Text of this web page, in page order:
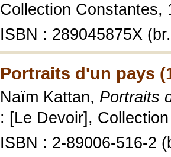
Collection Constantes,
ISBN : 289045875X
Portraits d'un pays
Naïm Kattan, Portraits
: [Le Devoir],
ISBN : 2-89006-516-2